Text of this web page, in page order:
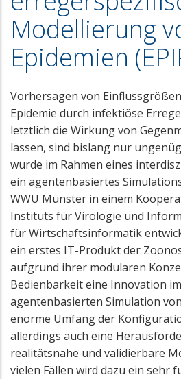
Modellierung
Epidemien
Vorhersagen von
Epidemie durch infektiöse
letztlich die Wirkung von
lassen, sind bislang nur
wurde im Rahmen eines
ein agentenbasiertes
WWU Münster in einem
Instituts für Virologie und
für Wirtschaftsinformatik
ein erstes IT-Produkt der
aufgrund ihrer modularen
Bedienbarkeit eine Innovation
agentenbasierten Simulation
enorme Umfang der
allerdings auch eine
realitätsnahe und validierbare
vielen Fällen wird dazu ein sehr